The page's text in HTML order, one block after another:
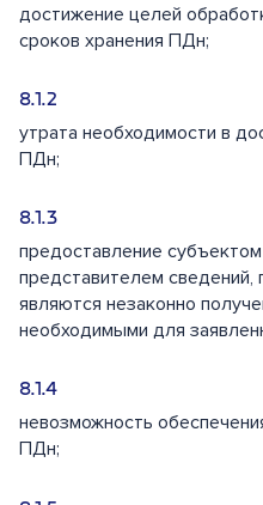
достижение целей
сроков хранения ПДн;
утрата необходимости в
ПДн;
предоставление
представителем
являются незаконно
необходимыми для
невозможность
ПДн;